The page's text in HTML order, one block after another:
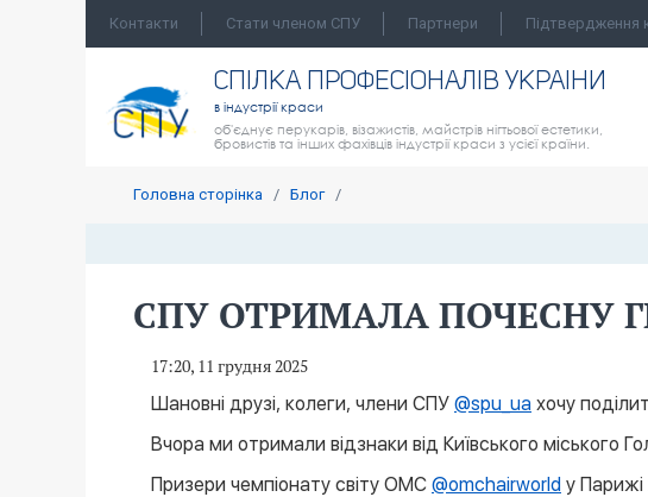
Контакти Стати членом СПУ Партнери Підтвердження
СПIЛКА ПРОФЕСIОНАЛIВ УКРАIНИ
в індустрії краси
об'єднує перукарів, візажистів, майстрів нігтьової естетики,
бровистів та інших фахівців індустрії краси з усієї країни.
Головна сторінка / Блог/
СПУ ОТРИМАЛА ПОЧЕСНУ
17:20, 11 грудня 2025
Шановні друзі, колеги, члени СПУ @spu_ua хочу
Вчора ми отримали відзнаки від Київського міського
Призери чемпіонату світу ОМС @omchairworld у Парижі